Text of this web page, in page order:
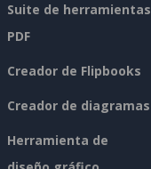
Suite de herramientas
PDF
Creador de Flipbooks
Creador de diagramas
Herramienta de